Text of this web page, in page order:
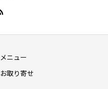
メニュー
お取り寄せ